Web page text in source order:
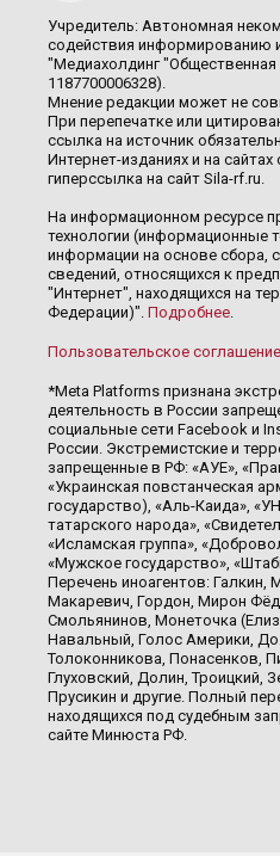
Учредитель: Автономная
содействия информированию
"Медиахолдинг
1187700006328).
Мнение редакции может не
При перепечатке или
ссылка на источник
Интернет-изданиях и на
гиперссылка на сайт Sila-rf.ru.
На информационном ресурсе
технологии (информационные
информации на основе сбора,
сведений, относящихся к
"Интернет", находящихся на
Федерации)". Подробнее.
Пользовательское соглашение
*Meta Platforms признана
деятельность в России
социальные сети Facebook и
России. Экстремистские и
запрещенные в РФ: «АУЕ»,
«Украинская повстанческая
государство), «Аль-Каида»,
татарского народа»,
«Исламская группа»,
«Мужское государство»,
Перечень иноагентов:
Макаревич, Гордон, Мирон
Смольянинов, Монеточка
Навальный, Голос Америки,
Толоконникова, Понасенков,
Глуховский, Долин, Троицкий,
Прусикин и другие. Полный
находящихся под судебным
сайте Минюста РФ.